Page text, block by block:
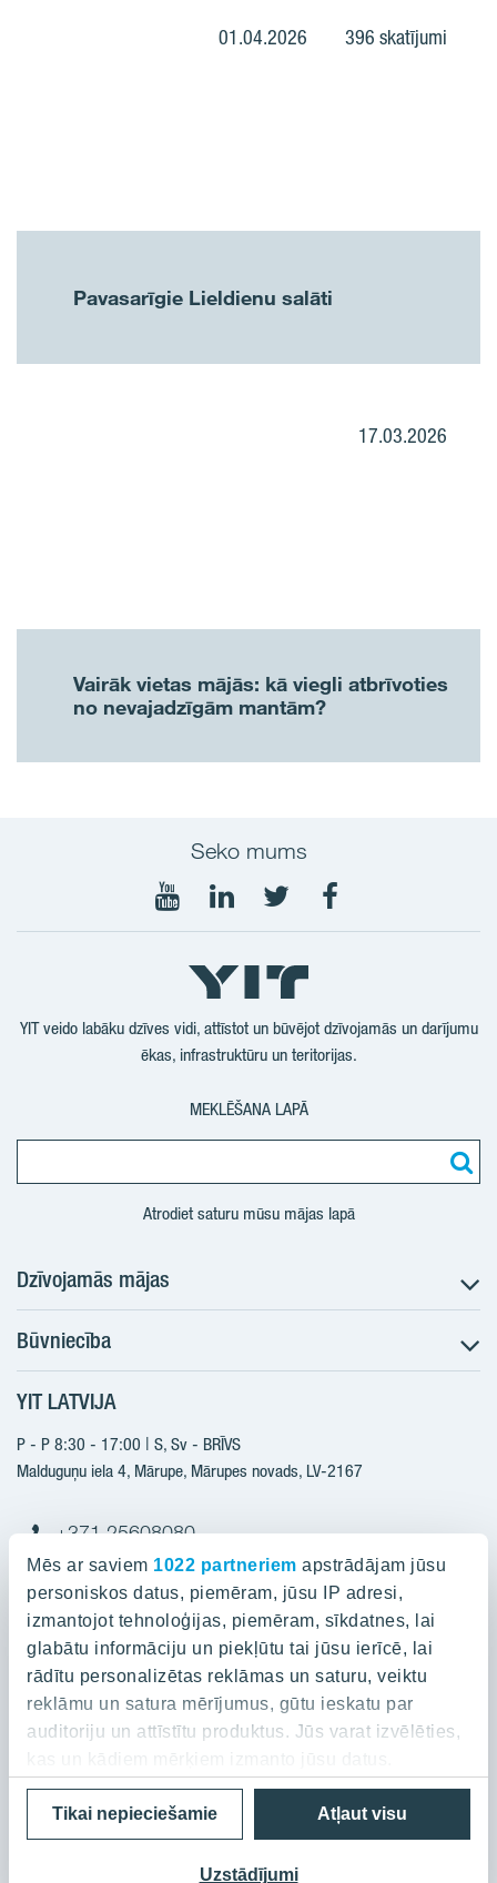
Mēs ar saviem 1022 partneriem apstrādājam jūsu
personiskos datus, piemēram, jūsu IP adresi,
izmantojot tehnoloģijas, piemēram, sīkdatnes, lai
glabātu informāciju un piekļūtu tai jūsu ierīcē, lai
rādītu personalizētas reklāmas un saturu, veiktu
reklāmu un satura mērījumus, gūtu ieskatu par
auditoriju un attīstītu produktus. Jūs varat izvēlēties,
Ja atļaujat, mēs arī vēlētos
atrašanās vietu, kas var būt ar precizitāti līdz
Atļaut visu
Uzstādījumi
Tikai nepieciešamie
01.04.2026 396 skatījumi
Pavasarīgie Lieldienu salāti
17.03.2026
Vairāk vietas mājās: kā viegli atbrīvoties
no nevajadzīgām mantām?
Seko mums
Seko
mums
YouTube
Seko
mums
LinkedIn
Seko
mums
Twtitter
Seko
YIT veido labāku dzīves vidi, attīstot un būvējot dzīvojamās un darījumu
ēkas, infrastruktūru un teritorijas.
MEKLĒŠANA LAPĀ
Atrodiet saturu mūsu mājas lapā
Dzīvojamās mājas
Meklēt dzīvokli
Nākotnes projekti
Pārdošanas informācija
YIT Plus
Kontakti
Būvniecība
Būvniecība
Jaunie projekti
Realizētie projekti
YIT LATVIJA
P - P 8:30 - 17:00 | S, Sv - BRĪVS
Malduguņu iela 4, Mārupe, Mārupes novads, LV-2167
+371 25608080
yitmajas@yit.lv
Projekti
Silvas nami
Grafīts
Par YIT
Par YIT
Ilgtspēja
Privātuma politika
Cookies